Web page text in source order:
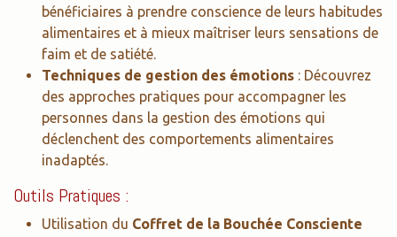
bénéficiaires à prendre conscience de leurs habitudes
alimentaires et à mieux maîtriser leurs sensations de
faim et de satiété.
Techniques de gestion des émotions : Découvrez
des approches pratiques pour accompagner les
personnes dans la gestion des émotions qui
déclenchent des comportements alimentaires
inadaptés.
Outils Pratiques :
Utilisation du Coffret de la Bouchée Consciente